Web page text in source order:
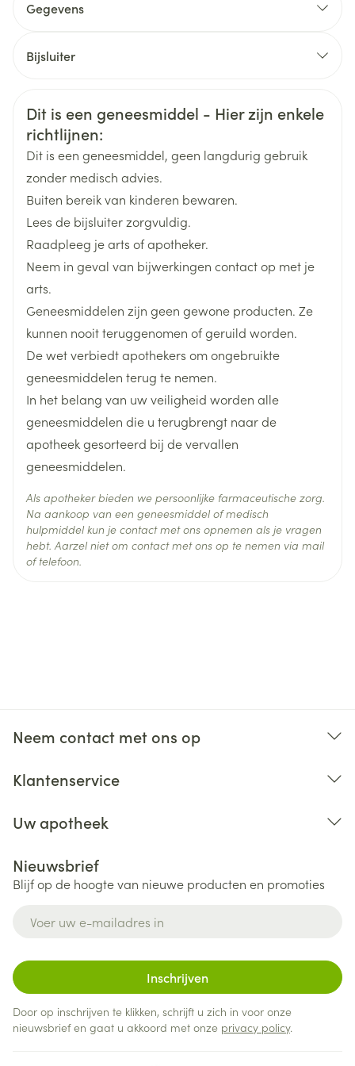
U hebt een voorgeschiedenis van syncope
De eenmalige dagdosis mag met intervallen van
Gebruikelijke onderhoudsdosis: 2 mg per dag
Startdosis: 1 mg bij het slapengaan
Na 3 dagen: dosis verdubbelen tot 2 mg per dag.
Na 14 dagen: verhogen tot 5 mg per dag, in functie
van de respons
Gebruikelijke aanbevolen dosering: 5 mg éénmaal
daags
Maximale dosis: 10 mg
Gegevens
Merken
Breedte 50 mm
Lengte 108 mm
Diepte 38 mm
Hoeveelheid
Verpakking
Actieve
Ingrediënten
terazosine hydrochloride
Behoud Kamertemperatuur (15°C - 25°C)
Bijsluiter
Veiligheidsinformatie
Dit is een geneesmiddel - Hier zijn enkele
richtlijnen:
Dit is een geneesmiddel, geen langdurig gebruik
zonder medisch advies.
Buiten bereik van kinderen bewaren.
Lees de bijsluiter zorgvuldig.
Raadpleeg je arts of apotheker.
Neem in geval van bijwerkingen contact op met je
arts.
Geneesmiddelen zijn geen gewone producten. Ze
kunnen nooit teruggenomen of geruild worden.
De wet verbiedt apothekers om ongebruikte
geneesmiddelen terug te nemen.
In het belang van uw veiligheid worden alle
geneesmiddelen die u terugbrengt naar de
apotheek gesorteerd bij de vervallen
geneesmiddelen.
Als apotheker bieden we persoonlijke farmaceutische zorg.
Na aankoop van een geneesmiddel of medisch
hulpmiddel kun je contact met ons opnemen als je vragen
hebt. Aarzel niet om contact met ons op te nemen via mail
of telefoon.
Neem contact met ons op
Klantenservice
Uw apotheek
Nieuwsbrief
Blijf op de hoogte van nieuwe producten en promoties
Inschrijven
Door op inschrijven te klikken, schrijft u zich in voor onze
nieuwsbrief en gaat u akkoord met onze privacy policy.